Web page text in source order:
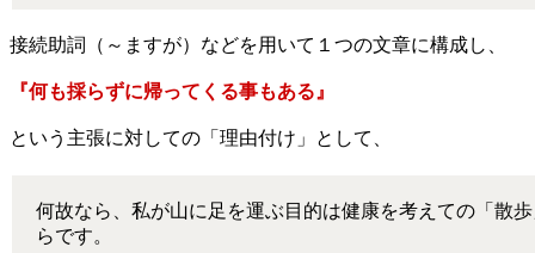
接続助詞（～ますが）などを用いて１つの文章に構成し、
『何も採らずに帰ってくる事もある』
という主張に対しての「理由付け」として、
何故なら、私が山に足を運ぶ目的は健康を考えての「散
らです。